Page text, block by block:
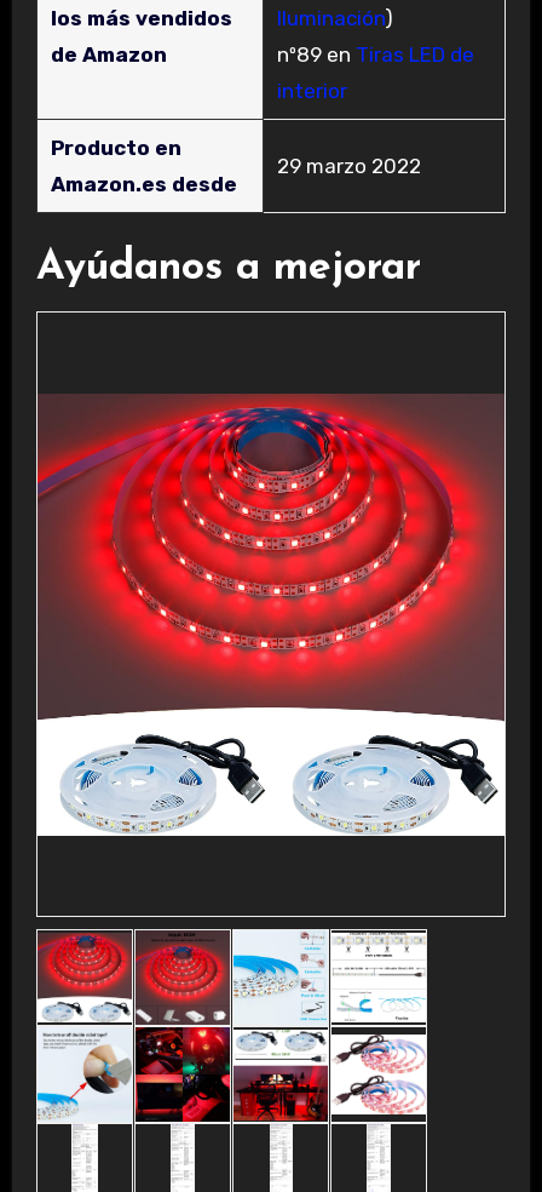
los más vendidos
de Amazon
Iluminación)
nº89 en Tiras LED de
interior
Producto en
Amazon.es desde
29 marzo 2022
Ayúdanos a mejorar